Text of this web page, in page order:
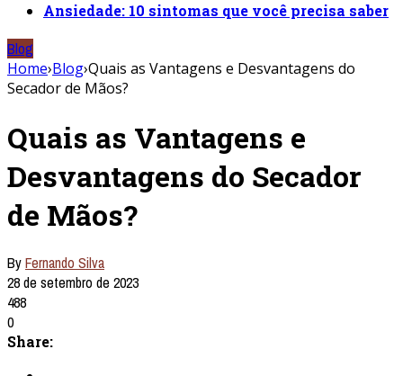
Ansiedade: 10 sintomas que você precisa saber
Blog
Home›Blog›Quais as Vantagens e Desvantagens do
Secador de Mãos?
Quais as Vantagens e
Desvantagens do Secador
de Mãos?
ByFernando Silva
28 de setembro de 2023
488
0
Share: